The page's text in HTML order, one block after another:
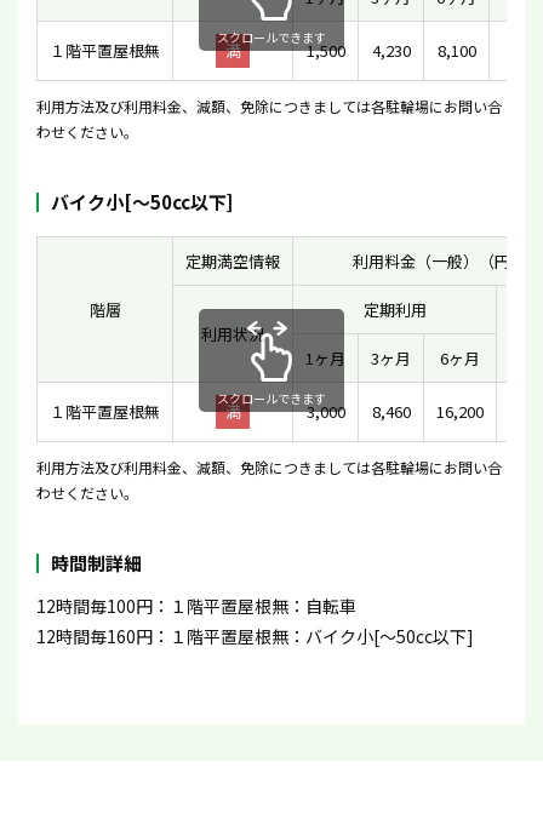
１階平置屋根無 満 1,500 4,230 8,100
スクロールできます
利用方法及び利用料金、減額、免除につきましては各駐輪場にお問い合
わせください。
バイク小[〜50cc以下]
階層
定期満空情報 利用料金（一般）（円）
利用状況
定期利用
1ヶ月
3ヶ月 6ヶ月
１階平置屋根無 満 3,000 8,460 16,200
スクロールできます
利用方法及び利用料金、減額、免除につきましては各駐輪場にお問い合
わせください。
時間制詳細
12時間毎100円：１階平置屋根無：自転車
12時間毎160円：１階平置屋根無：バイク小[〜50cc以下]